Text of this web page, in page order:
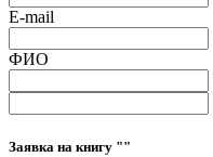
E-mail
ФИО
Заявка на книгу ""